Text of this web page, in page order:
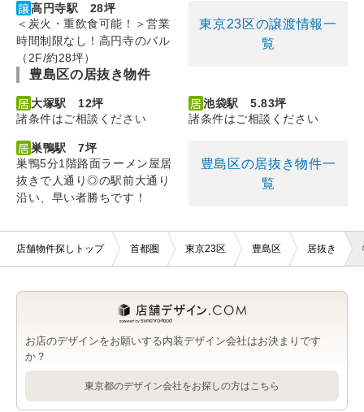
高円寺駅 28坪
＜炭火・重飲食可能！＞営業
時間制限なし！高円寺のバル
（2F/約28坪）
東京23区の譲渡情報一
覧
豊島区の居抜き物件
大塚駅 12坪
諸条件はご相談ください
池袋駅 5.83坪
諸条件はご相談ください
巣鴨駅 7坪
巣鴨5分1階路面ラーメン屋居
抜きで人通り◎の駅前大通り
沿い、早い者勝ちです！
豊島区の居抜き物件一
覧
店舗物件探しトップ 首都圏 東京23区 豊島区 居抜き
お店のデザインをお願いする内装デザイン会社はお決まりです
か？
東京都のデザイン会社をお探しの方はこちら